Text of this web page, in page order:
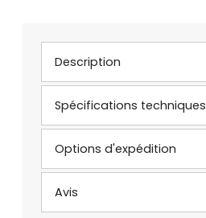
Description
Spécifications techniques
Options d'expédition
Avis